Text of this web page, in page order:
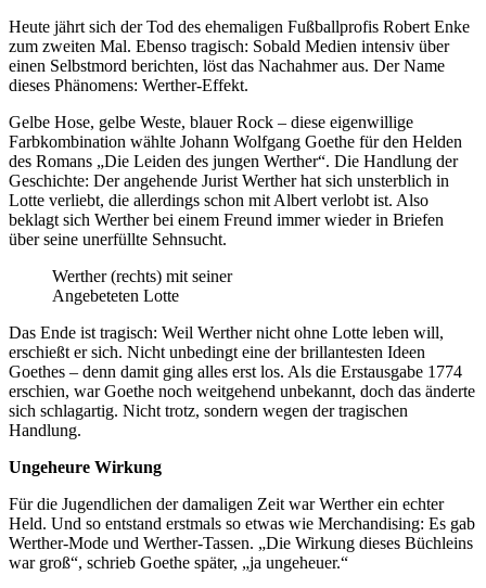
Heute jährt sich der Tod des ehemaligen Fußballprofis Robert Enke
zum zweiten Mal. Ebenso tragisch: Sobald Medien intensiv über
einen Selbstmord berichten, löst das Nachahmer aus. Der Name
dieses Phänomens: Werther-Effekt.
Gelbe Hose, gelbe Weste, blauer Rock – diese eigenwillige
Farbkombination wählte Johann Wolfgang Goethe für den Helden
des Romans „Die Leiden des jungen Werther“. Die Handlung der
Geschichte: Der angehende Jurist Werther hat sich unsterblich in
Lotte verliebt, die allerdings schon mit Albert verlobt ist. Also
beklagt sich Werther bei einem Freund immer wieder in Briefen
über seine unerfüllte Sehnsucht.
Werther (rechts) mit seiner
Angebeteten Lotte
Das Ende ist tragisch: Weil Werther nicht ohne Lotte leben will,
erschießt er sich. Nicht unbedingt eine der brillantesten Ideen
Goethes – denn damit ging alles erst los. Als die Erstausgabe 1774
erschien, war Goethe noch weitgehend unbekannt, doch das änderte
sich schlagartig. Nicht trotz, sondern wegen der tragischen
Handlung.
Ungeheure Wirkung
Für die Jugendlichen der damaligen Zeit war Werther ein echter
Held. Und so entstand erstmals so etwas wie Merchandising: Es gab
Werther-Mode und Werther-Tassen. „Die Wirkung dieses Büchleins
war groß“, schrieb Goethe später, „ja ungeheuer.“